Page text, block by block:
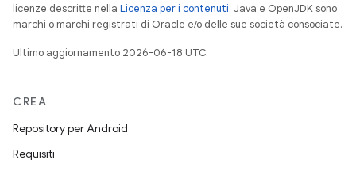
licenze descritte nella Licenza per i contenuti. Java e OpenJDK sono
marchi o marchi registrati di Oracle e/o delle sue società consociate.
Ultimo aggiornamento 2026-06-18 UTC.
CREA
Repository per Android
Requisiti